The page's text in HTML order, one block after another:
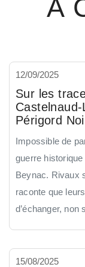
À
12/09/2025
Sur les
Périgord
Impossible de
guerre
Beynac. Rivaux
raconte que
d’échanger, non
15/08/2025